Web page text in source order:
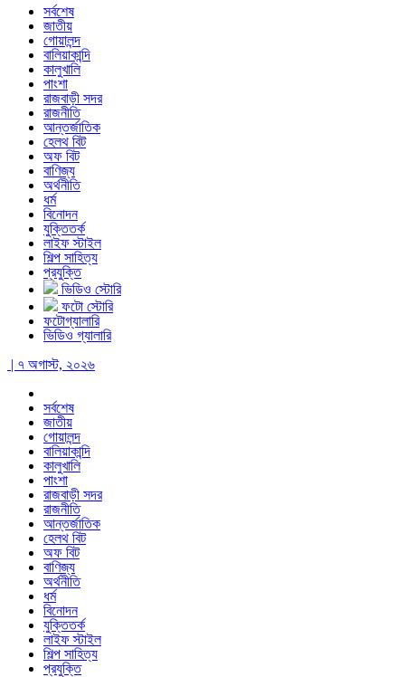
সর্বশেষ
জাতীয়
গোয়ালন্দ
বালিয়াকান্দি
কালুখালি
পাংশা
রাজবাড়ী সদর
রাজনীতি
আন্তর্জাতিক
হেলথ বিট
অফ বিট
বাণিজ্য
অর্থনীতি
ধর্ম
বিনোদন
যুক্তিতর্ক
লাইফ স্টাইল
শিল্প সাহিত্য
প্রযুক্তি
ভিডিও স্টোরি
ফটো স্টোরি
ফটোগ্যালারি
ভিডিও গ্যালারি
| ৭ অগাস্ট, ২০২৬
সর্বশেষ
জাতীয়
গোয়ালন্দ
বালিয়াকান্দি
কালুখালি
পাংশা
রাজবাড়ী সদর
রাজনীতি
আন্তর্জাতিক
হেলথ বিট
অফ বিট
বাণিজ্য
অর্থনীতি
ধর্ম
বিনোদন
যুক্তিতর্ক
লাইফ স্টাইল
শিল্প সাহিত্য
প্রযুক্তি